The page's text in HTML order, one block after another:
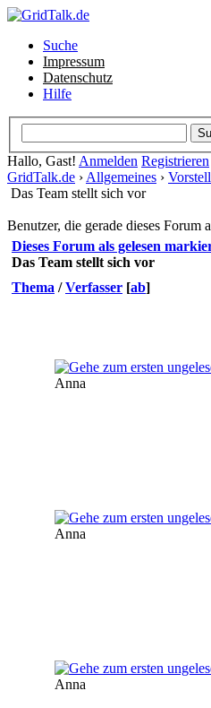
Suche
Impressum
Datenschutz
Hilfe
Hallo, Gast! Anmelden Registrieren
GridTalk.de › Allgemeines ›
Das Team stellt sich vor
Benutzer, die gerade dieses Forum
Dieses Forum als gelesen
Das Team stellt sich vor
Thema /Verfasser [ab]
Anna
Anna
Anna